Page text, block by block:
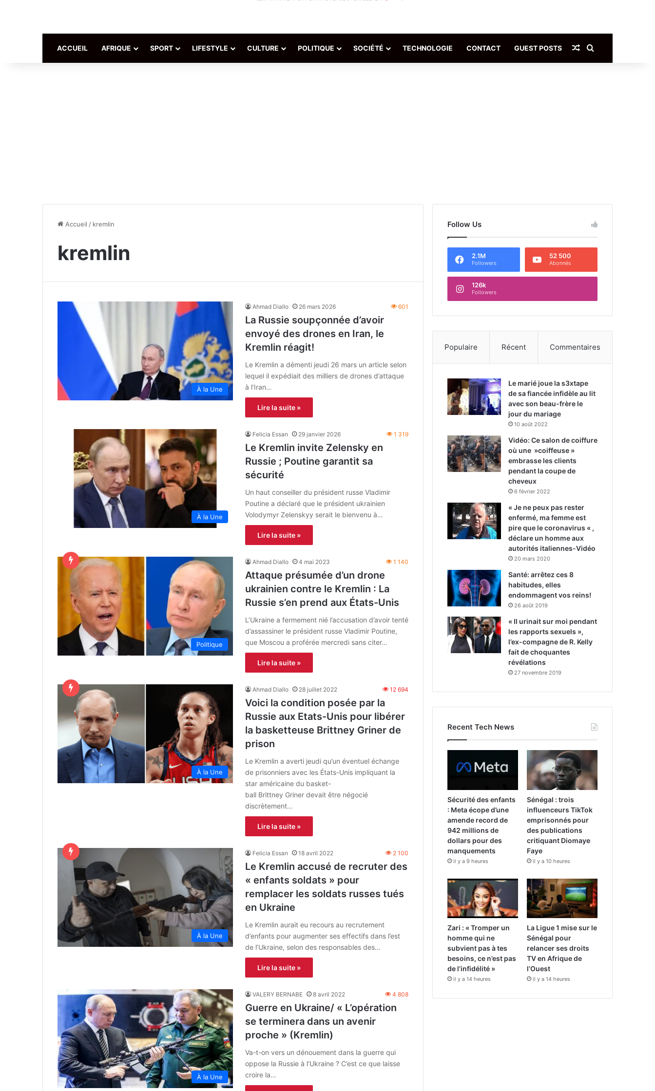
ACCUEIL AFRIQUE SPORT LIFESTYLE CULTURE POLITIQUE SOCIÉTÉ TECHNOLOGIE CONTACT GUEST POSTS Article Aléatoire
Accueil / kremlin
kremlin
À la Une
Ahmad Diallo 26 mars 2026 601
La Russie soupçonnée d’avoir
envoyé des drones en Iran, le
Kremlin réagit!
Le Kremlin a démenti jeudi 26 mars un article selon
lequel il expédiait des milliers de drones d’attaque
à l’Iran…
Lire la suite »
À la Une
Felicia Essan 29 janvier 2026 1 319
Le Kremlin invite Zelensky en
Russie ; Poutine garantit sa
sécurité
Un haut conseiller du président russe Vladimir
Poutine a déclaré que le président ukrainien
Volodymyr Zelenskyy serait le bienvenu à…
Lire la suite »
Politique
Ahmad Diallo 4 mai 2023 1 140
Attaque présumée d’un drone
ukrainien contre le Kremlin : La
Russie s’en prend aux États-Unis
L’Ukraine a fermement nié l’accusation d’avoir tenté
d’assassiner le président russe Vladimir Poutine,
que Moscou a proférée mercredi sans citer…
Lire la suite »
À la Une
Ahmad Diallo 28 juillet 2022 12 694
Voici la condition posée par la
Russie aux Etats-Unis pour libérer
la basketteuse Brittney Griner de
prison
Le Kremlin a averti jeudi qu’un éventuel échange
de prisonniers avec les États-Unis impliquant la
star américaine du basket-
ball Brittney Griner devait être négocié
discrètement…
Lire la suite »
À la Une
Felicia Essan 18 avril 2022 2 100
Le Kremlin accusé de recruter des
« enfants soldats » pour
remplacer les soldats russes tués
en Ukraine
Le Kremlin aurait eu recours au recrutement
d’enfants pour augmenter ses effectifs dans l’est
de l’Ukraine, selon des responsables des…
Lire la suite »
À la Une
VALERY BERNABE 8 avril 2022 4 808
Guerre en Ukraine/ « L’opération
se terminera dans un avenir
proche » (Kremlin)
Va-t-on vers un dénouement dans la guerre qui
oppose la Russie à l’Ukraine ? C’est ce que laisse
croire la…
Follow Us
2.1M
Followers
52 500
Abonnés
126k
Followers
Populaire Récent Commentaires
Le marié joue la s3xtape
de sa fiancée infidèle au lit
avec son beau-frère le
jour du mariage
10 août 2022
Vidéo: Ce salon de coiffure
où une »coiffeuse »
embrasse les clients
pendant la coupe de
cheveux
6 février 2022
« Je ne peux pas rester
enfermé, ma femme est
pire que le coronavirus « ,
déclare un homme aux
autorités italiennes-Vidéo
20 mars 2020
Santé: arrêtez ces 8
habitudes, elles
endommagent vos reins!
26 août 2019
« Il urinait sur moi pendant
les rapports sexuels »,
l’ex-compagne de R. Kelly
fait de choquantes
révélations
27 novembre 2019
Recent Tech News
Sécurité des enfants
: Meta écope d’une
amende record de
942 millions de
dollars pour des
manquements
il y a 9 heures
Sénégal : trois
influenceurs TikTok
emprisonnés pour
des publications
critiquant Diomaye
Faye
il y a 10 heures
Zari : « Tromper un
homme qui ne
subvient pas à tes
besoins, ce n’est pas
de l’infidélité »
il y a 14 heures
La Ligue 1 mise sur le
Sénégal pour
relancer ses droits
TV en Afrique de
l’Ouest
il y a 14 heures